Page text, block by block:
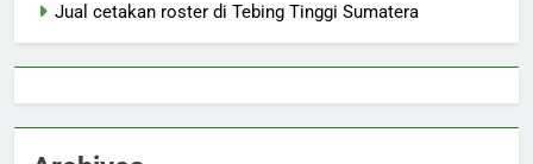
Jual cetakan roster di Tebing Tinggi Sumatera